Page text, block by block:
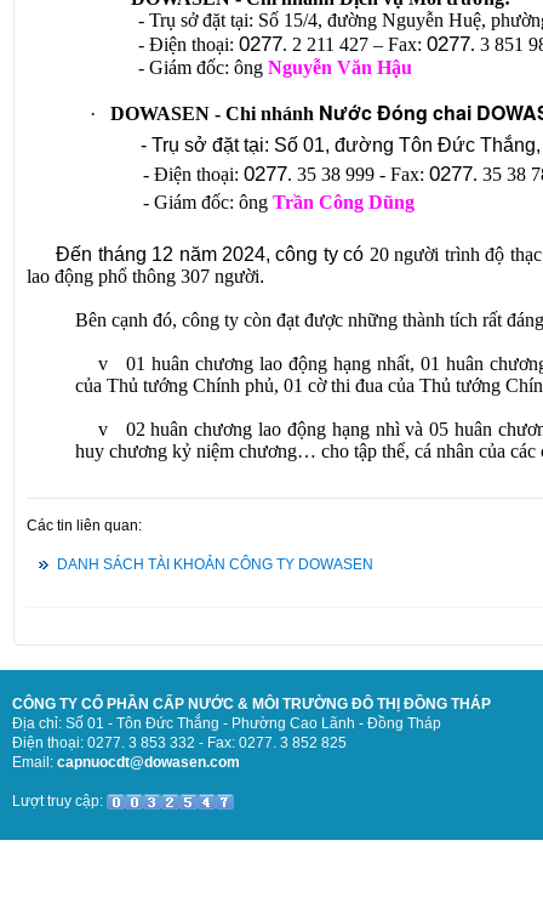
- Trụ sở đặt tại: Số 15/4, đường Nguyễn Huệ,
- Điện thoại: 0277. 2 211 427 – Fax: 0277. 3 851
- Giám đốc: ông Nguyễn Văn Hậu
· DOWASEN - Chi nhánh Nước Đóng chai
- Trụ sở đặt tại: Số 01, đường Tôn Đức
- Điện thoại: 0277. 35 38 999 - Fax: 0277. 35 38
- Giám đốc: ông Trần Công Dũng
Đến tháng 12 năm 2024, công ty có 20 người trình độ
lao động phổ thông 307 người.
Bên cạnh đó, công ty còn đạt được những thành tích rất
v 01 huân chương lao động hạng nhất, 01 huân
của Thủ tướng Chính phủ, 01 cờ thi đua của Thủ tướng Chín
v
02 huân chương lao động hạng nhì và 05 huân
huy chương kỷ niệm chương… cho tập thể, cá nhân của
Các tin liên quan:
DANH SÁCH TÀI KHOẢN CÔNG TY DOWASEN
CÔNG TY CỔ PHẦN CẤP NƯỚC & MÔI TRƯỜNG ĐÔ THỊ ĐỒNG THÁP
Địa chỉ: Số 01 - Tôn Đức Thắng - Phường Cao Lãnh - Đồng Tháp
Điện thoại: 0277. 3 853 332 - Fax: 0277. 3 852 825
Email: capnuocdt@dowasen.com
Lượt truy cập: